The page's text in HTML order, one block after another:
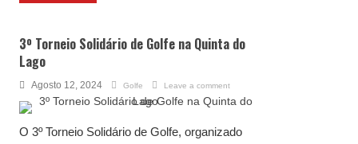
3º Torneio Solidário de Golfe na Quinta do
Lago
Agosto 12, 2024 Golfe Leave a comment
O 3º Torneio Solidário de Golfe, organizado